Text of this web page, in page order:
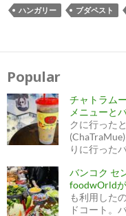
ハンガリー ブダペスト
投
ビ
ゲ
ー
シ
ョ
ン
Popular
チャトラム
メニューと
クに行った
りに行った
バンコク セ
foodwOrld
も利用した
ドコート。